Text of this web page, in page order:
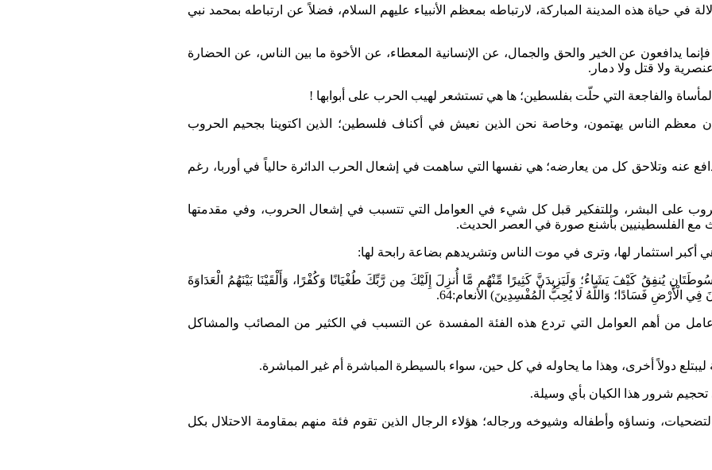
حياة هذه المدينة المباركة، لارتباطه بمعظم الأنبياء عليهم السلام، فضلاً عن ارتباطه بمحمد نبي
يدافعون عن الخير والحق والجمال، عن الإنسانية المعطاء، عن الأخوة ما بين الناس، عن الحضارة
ولا قتل ولا دمار.
والفاجعة التي حلّت بفلسطين؛ ها هي تستشعر لهيب الحرب على أبوابها !
فإن معظم الناس يهتمون، وخاصة نحن الذين نعيش في أكناف فلسطين؛ الذين اكتوينا بجحيم الحروب
عنه وتلاحق كل من يعارضه؛ هي نفسها التي ساهمت في إشعال الحرب الدائرة حالياً في أوربا، رغم
على البشر، وللتفكير قبل كل شيء في العوامل التي تتسبب في إشعال الحروب، وفي مقدمتها
مع الفلسطينيين بأشنع صورة في العصر الحديث.
أكبر استثمار لها، وترى في موت الناس وتشريدهم بضاعة رابحة لها:
يُنفِقُ كَيْفَ يَشَاءُ؛ وَلَيَزِيدَنَّ كَثِيرًا مِّنْهُم مَّا أُنزِلَ إِلَيْكَ مِن رَّبِّكَ طُغْيَانًا وَكُفْرًا، وَأَلْقَيْنَا بَيْنَهُمُ الْعَدَاوَةَ
الْأَرْضِ فَسَادًا؛ وَاللَّهُ لَا يُحِبُّ الْمُفْسِدِينَ) الأنعام:64.
من أهم العوامل التي تردع هذه الفئة المفسدة عن التسبب في الكثير من المصائب والمشاكل
دولاً أخرى، وهذا ما يحاوله في كل حين، سواء بالسيطرة المباشرة أم غير المباشرة.
شرور هذا الكيان بأي وسيلة.
ونساؤه وأطفاله وشيوخه ورجاله؛ هؤلاء الرجال الذين تقوم فئة منهم بمقاومة الاحتلال بكل